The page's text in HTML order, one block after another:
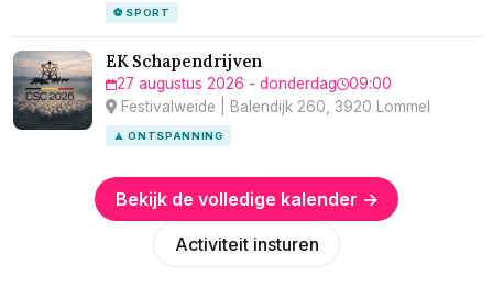
⚽ SPORT
EK Schapendrijven
27 augustus 2026 - donderdag
09:00
Festivalweide | Balendijk 260, 3920 Lommel
🧘 ONTSPANNING
Bekijk de volledige kalender →
Activiteit insturen